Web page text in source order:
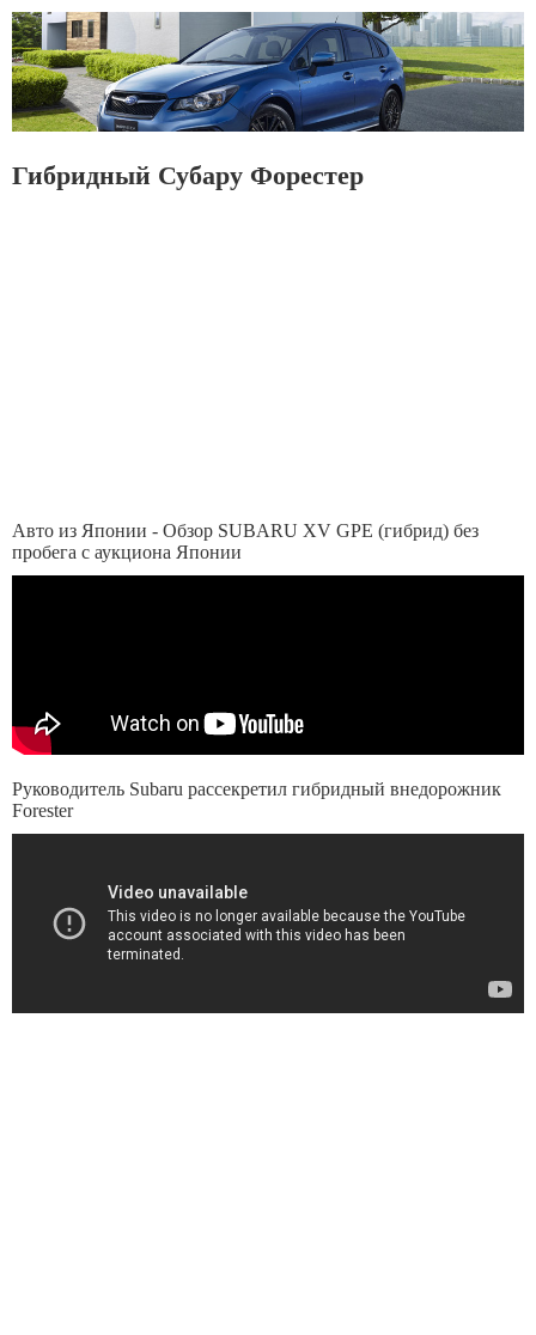
Гибридный Субару Форестер
Авто из Японии - Обзор SUBARU XV GPE (гибрид) без
пробега с аукциона Японии
Руководитель Subaru рассекретил гибридный внедорожник
Forester